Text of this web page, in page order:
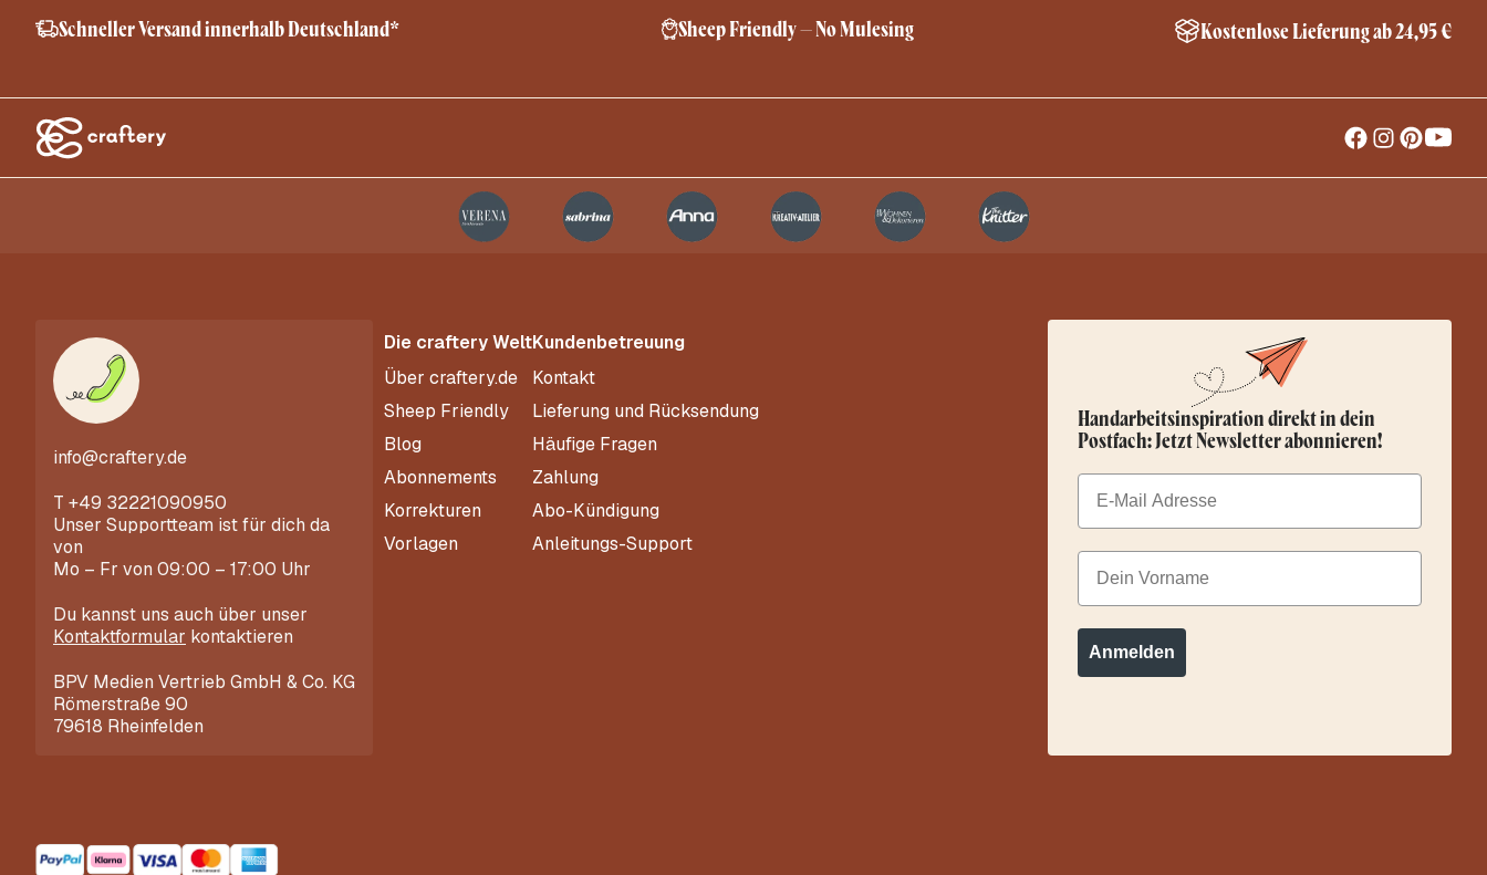
Schneller Versand innerhalb Deutschland* Sheep Friendly – No Mulesing Kostenlose Lieferung ab 24,95 €
info@craftery.de
T +49 32221090950
Unser Supportteam ist für dich da
von
Mo – Fr von 09:00 – 17:00 Uhr
Du kannst uns auch über unser
Kontaktformular kontaktieren
BPV Medien Vertrieb GmbH & Co. KG
Römerstraße 90
79618 Rheinfelden
Die craftery Welt
Über craftery.de
Sheep Friendly
Blog
Abonnements
Korrekturen
Vorlagen
Kundenbetreuung
Kontakt
Lieferung und Rücksendung
Häufige Fragen
Zahlung
Abo-Kündigung
Anleitungs-Support
Handarbeitsinspiration direkt in dein
Postfach: Jetzt Newsletter abonnieren!
Email
Dein Vorname
Anmelden